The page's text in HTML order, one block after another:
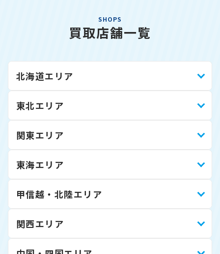
SHOPS
買取店舗一覧
北海道エリア
東北エリア
関東エリア
東海エリア
甲信越・北陸エリア
関西エリア